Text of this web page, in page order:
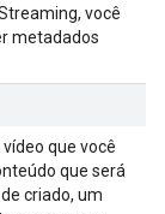
você
metadados
que você
que será
criado, um